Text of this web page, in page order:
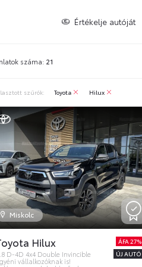
Értékelje autóját
száma: 21
szűrők: Toyota Hilux
Miskolc
Hilux
D-4D 4x4 Double Invincible
vállalkozóknak is!
ÁFA 27%
ÚJ AUTÓ